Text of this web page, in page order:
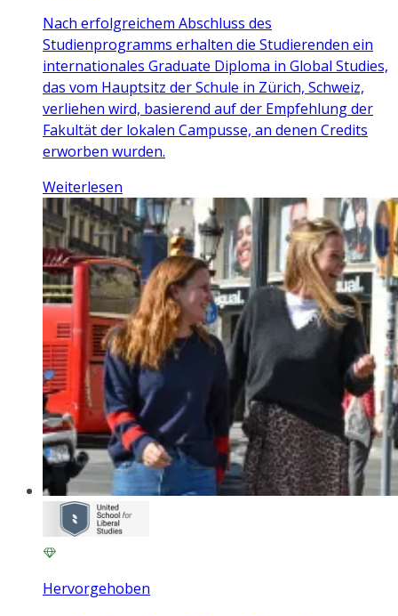
Nach erfolgreichem Abschluss des
Studienprogramms erhalten die Studierenden ein
internationales Graduate Diploma in Global Studies,
das vom Hauptsitz der Schule in Zürich, Schweiz,
verliehen wird, basierend auf der Empfehlung der
Fakultät der lokalen Campusse, an denen Credits
erworben wurden.
Weiterlesen
Hervorgehoben